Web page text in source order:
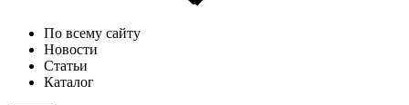
По всему сайту
Новости
Статьи
Каталог